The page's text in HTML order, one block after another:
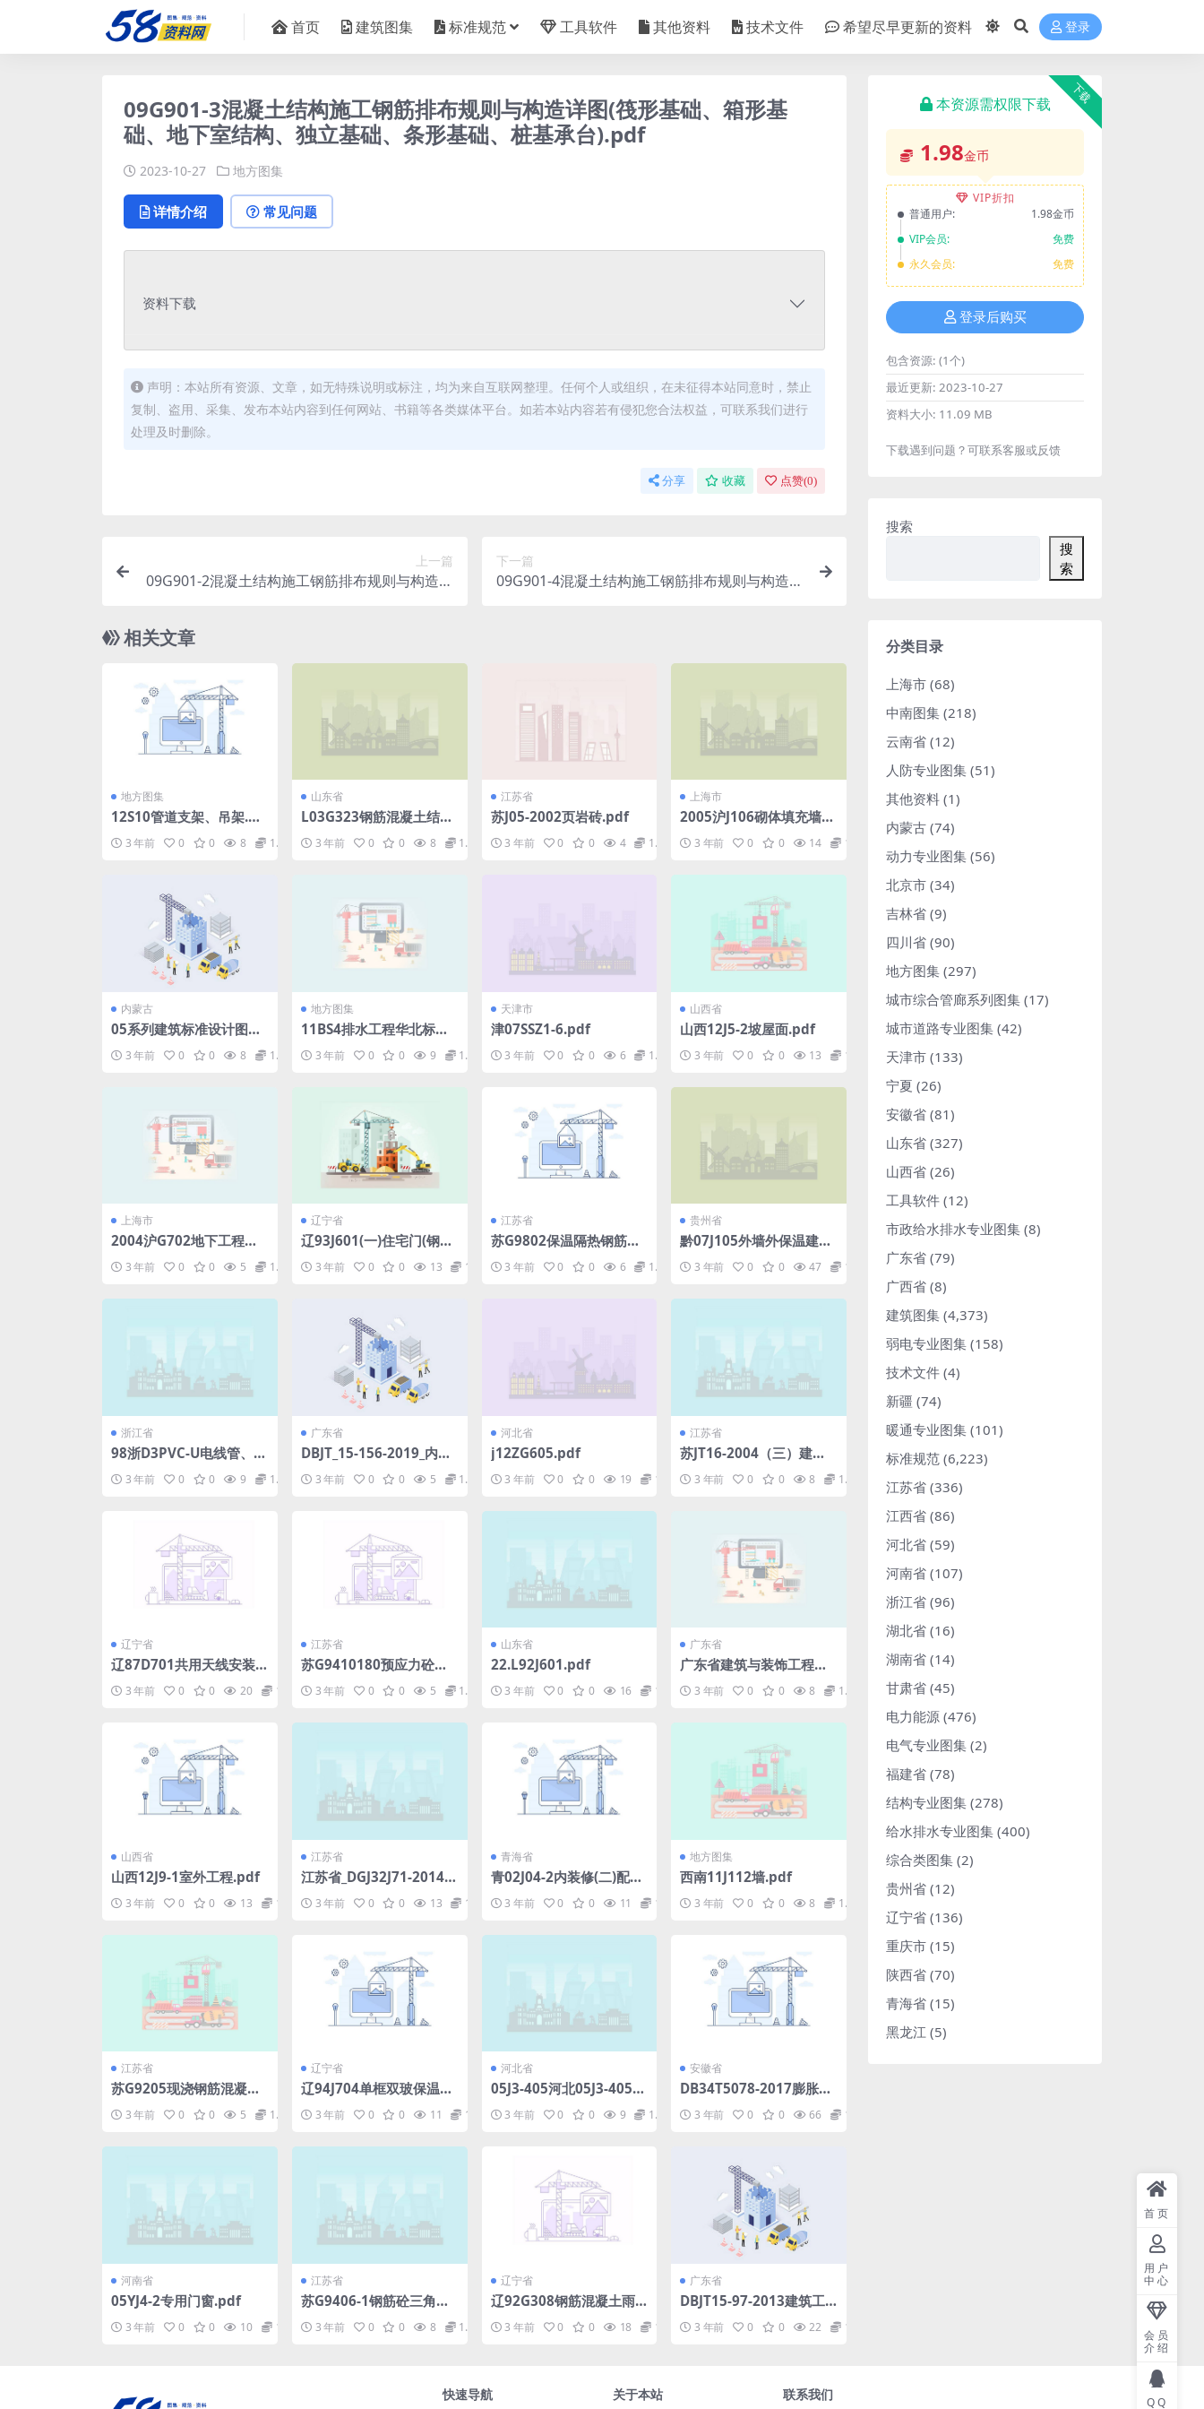
首页 建筑图集 标准规范 工具软件 其他资料 技术文件 希望尽早更新的资料 登录
09G901-3混凝土结构施工钢筋排布规则与构造详图(筏形基础、箱形基
础、地下室结构、独立基础、条形基础、桩基承台).pdf
2023-10-27 地方图集
详情介绍 常见问题
资料下载
声明：本站所有资源、文章，如无特殊说明或标注，均为来自互联网整理。任何个人或组织，在未征得本站同意时，禁止
复制、盗用、采集、发布本站内容到任何网站、书籍等各类媒体平台。如若本站内容若有侵犯您合法权益，可联系我们进行
处理及时删除。
分享 收藏 点赞(0)
上一篇
09G901-2混凝土结构施工钢筋排布规则与构造详
下一篇
09G901-4混凝土结构施工钢筋排布规则与构造详
相关文章
地方图集
12S10管道支架、吊架.pd
3 年前 0 0 8 1.98
山东省
L03G323钢筋混凝土结构
抗震构造详图.pdf
3 年前 0 0 8 1.98
江苏省
苏J05-2002页岩砖.pdf
3 年前 0 0 4 1.98
上海市
2005沪J106砌体填充墙防
3 年前 0 0 14 1.98
内蒙古
05系列建筑标准设计图集-
集.pdf
3 年前 0 0 8 1.98
地方图集
11BS4排水工程华北标图
3 年前 0 0 9 1.98
天津市
津07SSZ1-6.pdf
3 年前 0 0 6 1.98
山西省
山西12J5-2坡屋面.pdf
3 年前 0 0 13 1.98
上海市
2004沪G702地下工程止
水带应用图.pdf
3 年前 0 0 5 1.98
辽宁省
辽93J601(一)住宅门(钢框
3 年前 0 0 13 1.98
江苏省
苏G9802保温隔热钢筋混
凝土屋面板图集.pdf
3 年前 0 0 6 1.98
贵州省
黔07J105外墙外保温建筑
3 年前 0 0 47 1.98
浙江省
98浙D3PVC-U电线管、电
3 年前 0 0 9 1.98
广东省
DBJT_15-156-2019_内河
df 3 年前 0 0 5 1.98
河北省
j12ZG605.pdf
3 年前 0 0 19 1.98
江苏省
苏JT16-2004（三）建筑
f 3 年前 0 0 8 1.98
辽宁省
辽87D701共用天线安装
3 年前 0 0 20 1.98
江苏省
苏G9410180预应力砼空
心板图集冷拉Ⅱ级钢筋.pdf
3 年前 0 0 5 1.98
山东省
22.L92J601.pdf
3 年前 0 0 16 1.98
广东省
广东省建筑与装饰工程综
合定额2010(上中下册).pd
f 3 年前 0 0 8 1.98
山西省
山西12J9-1室外工程.pdf
3 年前 0 0 13 1.98
江苏省
江苏省_DGJ32J71-2014_
计标准_地方规范图集.pdf
3 年前 0 0 13 1.98
青海省
青02J04-2内装修(二)配件.
3 年前 0 0 11 1.98
地方图集
西南11J112墙.pdf
3 年前 0 0 8 1.98
江苏省
苏G9205现浇钢筋混凝土
住宅楼梯图集.pdf
3 年前 0 0 5 1.98
辽宁省
辽94J704单框双玻保温推
3 年前 0 0 11 1.98
河北省
05J3-405河北05J3-405系
列建筑标准设计图集加气
砼砌块墙.pdf
3 年前 0 0 9 1.98
安徽省
DB34T5078-2017膨胀珍
珠岩保温板建筑保温工程
应用技术规程.pdf
3 年前 0 0 66 1.98
河南省
05YJ4-2专用门窗.pdf
3 年前 0 0 10 1.98
江苏省
苏G9406-1钢筋砼三角形
3 年前 0 0 8 1.98
辽宁省
辽92G308钢筋混凝土雨
3 年前 0 0 18 1.98
广东省
DBJT15-97-2013建筑工
3 年前 0 0 22 1.98
下载
本资源需权限下载
1.98金币
VIP折扣
普通用户:
1.98金币
VIP会员:
免费
永久会员:
免费
登录后购买
包含资源: (1个)
最近更新: 2023-10-27
资料大小: 11.09 MB
下载遇到问题？可联系客服或反馈
搜索
搜
索
分类目录
上海市 (68)
中南图集 (218)
云南省 (12)
人防专业图集 (51)
其他资料 (1)
内蒙古 (74)
动力专业图集 (56)
北京市 (34)
吉林省 (9)
四川省 (90)
地方图集 (297)
城市综合管廊系列图集 (17)
城市道路专业图集 (42)
天津市 (133)
宁夏 (26)
安徽省 (81)
山东省 (327)
山西省 (26)
工具软件 (12)
市政给水排水专业图集 (8)
广东省 (79)
广西省 (8)
建筑图集 (4,373)
弱电专业图集 (158)
技术文件 (4)
新疆 (74)
暖通专业图集 (101)
标准规范 (6,223)
江苏省 (336)
江西省 (86)
河北省 (59)
河南省 (107)
浙江省 (96)
湖北省 (16)
湖南省 (14)
甘肃省 (45)
电力能源 (476)
电气专业图集 (2)
福建省 (78)
结构专业图集 (278)
给水排水专业图集 (400)
综合类图集 (2)
贵州省 (12)
辽宁省 (136)
重庆市 (15)
陕西省 (70)
青海省 (15)
黑龙江 (5)
快速导航 关于本站 联系我们
首页
用户
中心
会员
介绍
QQ